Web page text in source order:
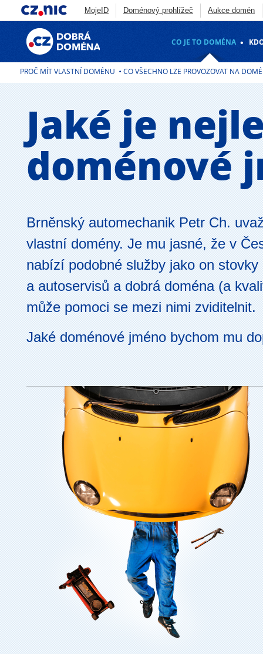
MojeID Doménový prohlížeč
Aukce domén
Deny listy
Penetrační testování FRED
Zonemaster
Skener webu ADAM DNS
CO JE TO DOMÉNA
PROČ MÍT VLASTNÍ DOMÉNU CO VŠECHNO LZE PROVOZOVAT NA
Jaké je
doménové
Brněnský automechanik Petr Ch.
vlastní domény. Je mu jasné, že v
nabízí podobné služby jako on stovky
a autoservisů a dobrá doména (a
může pomoci se mezi nimi zviditelnit.
Jaké doménové jméno bychom mu